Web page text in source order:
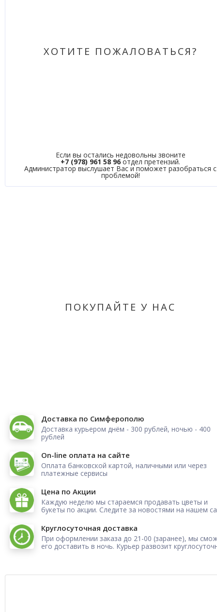
ХОТИТЕ ПОЖАЛОВАТЬСЯ?
Если вы остались недовольны звоните
+7 (978) 961 58 96 отдел претензий.
Администратор выслушает Вас и поможет разобраться с
проблемой!
ПОКУПАЙТЕ У НАС
Доставка по Симферополю
Доставка курьером днём - 300 рублей, ночью - 400
рублей
On-line оплата на сайте
Оплата банковской картой, наличными или через
платежные сервисы
Цена по Акции
Каждую неделю мы стараемся продавать цветы и
букеты по акции. Следите за новостями на нашем
Круглосуточная доставка
При оформлении заказа до 21-00 (заранее), мы
его доставить в ночь. Курьер развозит